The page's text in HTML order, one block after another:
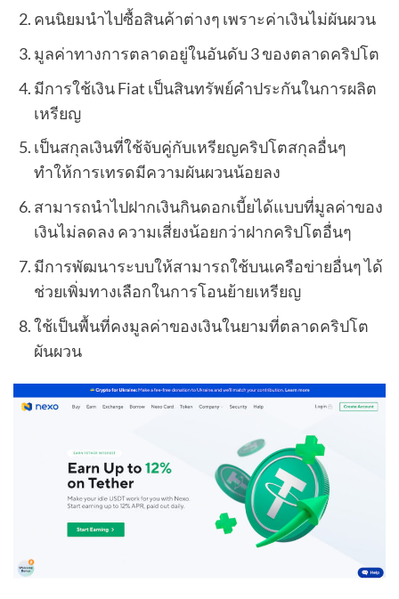
คนนิยมนำไปซื้อสินค้าต่างๆ เพราะค่าเงินไม่ผันผวน
มูลค่าทางการตลาดอยู่ในอันดับ 3 ของตลาดคริปโต
มีการใช้เงิน Fiat เป็นสินทรัพย์คำประกันในการผลิต
เหรียญ
เป็นสกุลเงินที่ใช้จับคู่กับเหรียญคริปโตสกุลอื่นๆ
ทำให้การเทรดมีความผันผวนน้อยลง
สามารถนำไปฝากเงินกินดอกเบี้ยได้แบบที่มูลค่าของ
เงินไม่ลดลง ความเสี่ยงน้อยกว่าฝากคริปโตอื่นๆ
มีการพัฒนาระบบให้สามารถใช้บนเครือข่ายอื่นๆ ได้
ช่วยเพิ่มทางเลือกในการโอนย้ายเหรียญ
ใช้เป็นพื้นที่คงมูลค่าของเงินในยามที่ตลาดคริปโต
ผันผวน